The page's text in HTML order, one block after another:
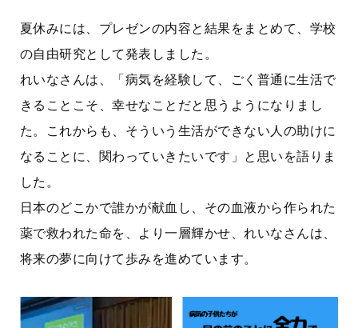
夏休みには、プレゼンの内容と結果をまとめて、学校
の自由研究として発表しました。
れいなさんは、「病気を経験して、ごく普通に生活で
きることこそ、幸せなことだと思うようになりまし
た。これからも、そういう生活ができない人の助けに
なることに、関わっていきたいです」と思いを語りま
した。
日本のどこかで誰かが献血し、その血液から作られた
薬で救われた命を、より一層輝かせ、れいなさんは、
将来の夢に向けて歩みを進めています。